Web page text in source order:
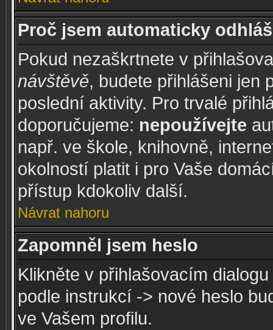
Proč jsem automaticky
Pokud nezaškrtnete v
návštěvě, budete přihlášeni jen
poslední aktivity. Pro trvalé
doporučujeme: nepoužívejte
např. ve škole, knihovně,
okolností platit i pro Vaše
přístup kdokoliv další.
Návrat nahoru
Zapomněl jsem heslo
Klikněte v přihlašovacím
podle instrukcí -> nové heslo
ve Vašem profilu.